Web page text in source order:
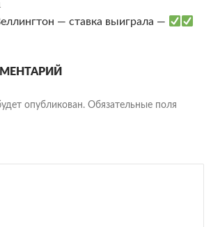
— ставка выиграла —
опубликован. Обязательные поля